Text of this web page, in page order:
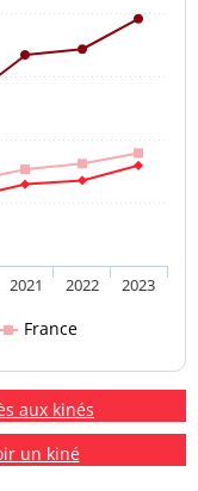
France
2021 2022 2023
aux kinés
un kiné